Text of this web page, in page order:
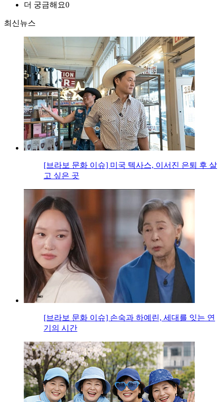
더 궁금해요0
최신뉴스
[브라보 문화 이슈] 미국 텍사스, 이서진 은퇴 후 살
고 싶은 곳
[브라보 문화 이슈] 손숙과 하예린, 세대를 잇는 연
기의 시간